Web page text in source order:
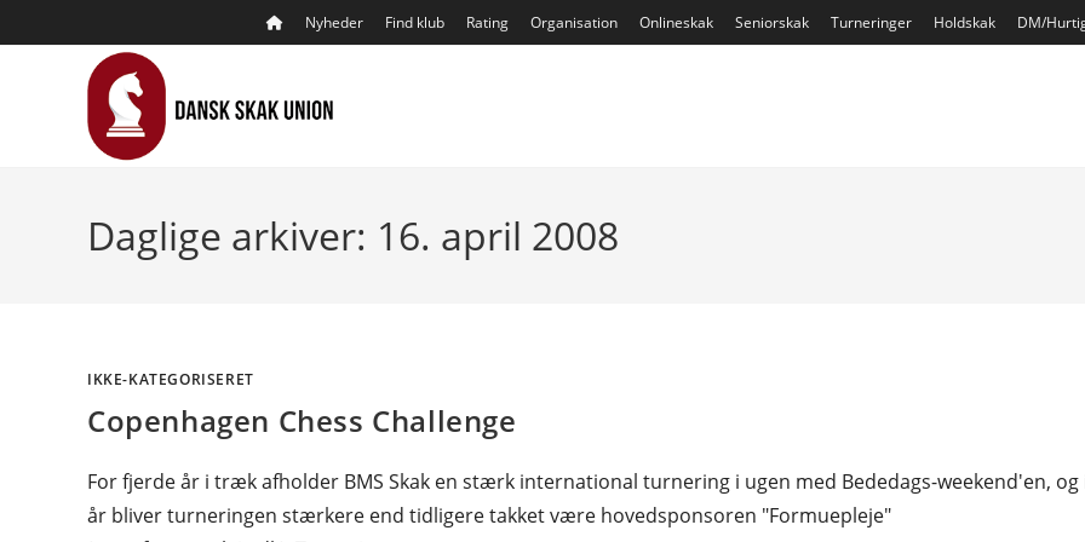
to
Nyheder Find klub Rating Organisation Onlineskak Seniorskak Turneringer Holdskak DM/
Daglige arkiver: 16. april 2008
IKKE-KATEGORISERET
Copenhagen Chess Challenge
For fjerde år i træk afholder BMS Skak en stærk international turnering i ugen med Bededags-weekend'en, og
år bliver turneringen stærkere end tidligere takket være hovedsponsoren "Formuepleje"